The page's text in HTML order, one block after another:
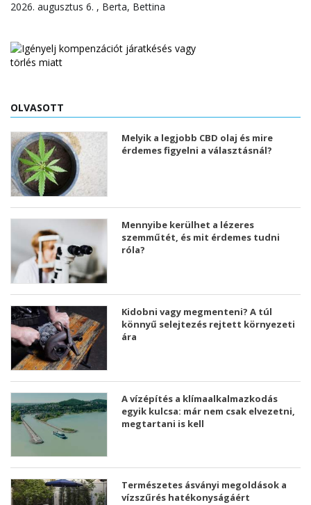
2026. augusztus 6. , Berta, Bettina
OLVASOTT
Melyik a legjobb CBD olaj és mire
érdemes figyelni a választásnál?
Mennyibe kerülhet a lézeres
szemműtét, és mit érdemes tudni
róla?
Kidobni vagy megmenteni? A túl
könnyű selejtezés rejtett környezeti
ára
A vízépítés a klímaalkalmazkodás
egyik kulcsa: már nem csak elvezetni,
megtartani is kell
Természetes ásványi megoldások a
vízszűrés hatékonyságáért